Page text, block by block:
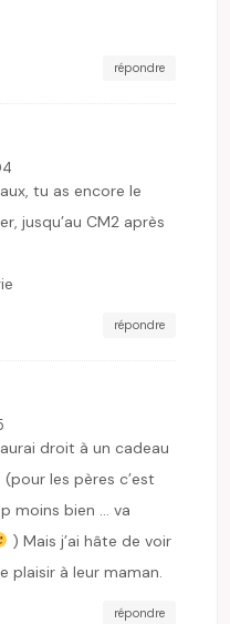
répondre
tu as encore le
jusqu’au CM2 après
répondre
droit à un cadeau
les pères c’est
moins bien … va
) Mais j’ai hâte de voir
plaisir à leur maman.
répondre